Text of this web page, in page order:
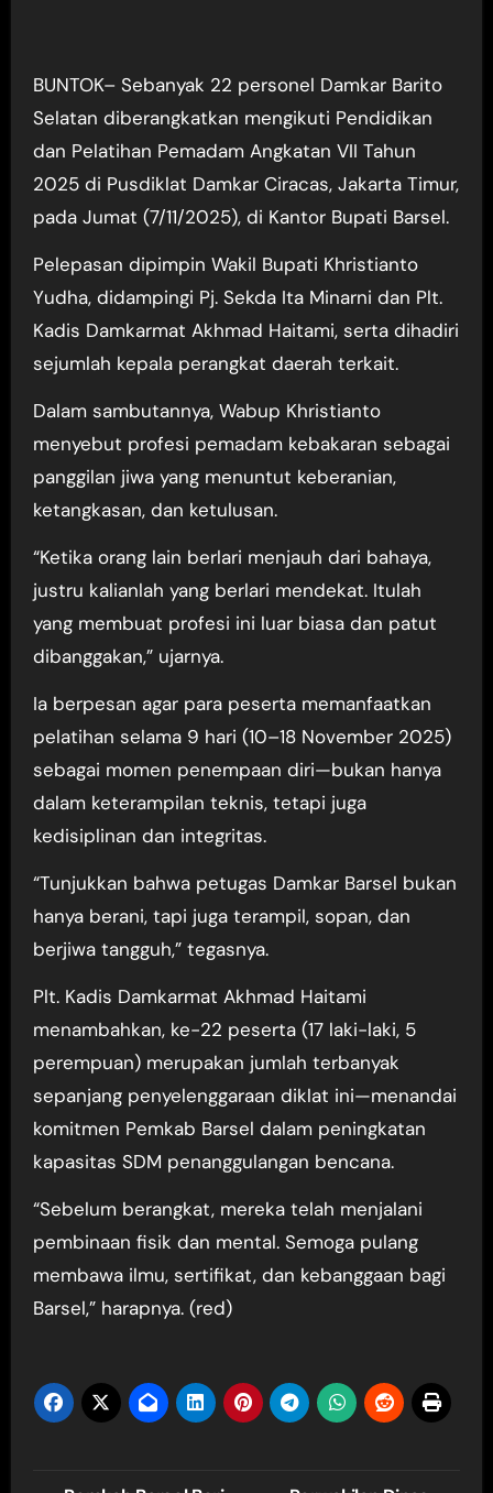
BUNTOK– Sebanyak 22 personel Damkar Barito
Selatan diberangkatkan mengikuti Pendidikan
dan Pelatihan Pemadam Angkatan VII Tahun
2025 di Pusdiklat Damkar Ciracas, Jakarta Timur,
pada Jumat (7/11/2025), di Kantor Bupati Barsel.
Pelepasan dipimpin Wakil Bupati Khristianto
Yudha, didampingi Pj. Sekda Ita Minarni dan Plt.
Kadis Damkarmat Akhmad Haitami, serta dihadiri
sejumlah kepala perangkat daerah terkait.
Dalam sambutannya, Wabup Khristianto
menyebut profesi pemadam kebakaran sebagai
panggilan jiwa yang menuntut keberanian,
ketangkasan, dan ketulusan.
“Ketika orang lain berlari menjauh dari bahaya,
justru kalianlah yang berlari mendekat. Itulah
yang membuat profesi ini luar biasa dan patut
dibanggakan,” ujarnya.
Ia berpesan agar para peserta memanfaatkan
pelatihan selama 9 hari (10–18 November 2025)
sebagai momen penempaan diri—bukan hanya
dalam keterampilan teknis, tetapi juga
kedisiplinan dan integritas.
“Tunjukkan bahwa petugas Damkar Barsel bukan
hanya berani, tapi juga terampil, sopan, dan
berjiwa tangguh,” tegasnya.
Plt. Kadis Damkarmat Akhmad Haitami
menambahkan, ke-22 peserta (17 laki-laki, 5
perempuan) merupakan jumlah terbanyak
sepanjang penyelenggaraan diklat ini—menandai
komitmen Pemkab Barsel dalam peningkatan
kapasitas SDM penanggulangan bencana.
“Sebelum berangkat, mereka telah menjalani
pembinaan fisik dan mental. Semoga pulang
membawa ilmu, sertifikat, dan kebanggaan bagi
Barsel,” harapnya. (red)